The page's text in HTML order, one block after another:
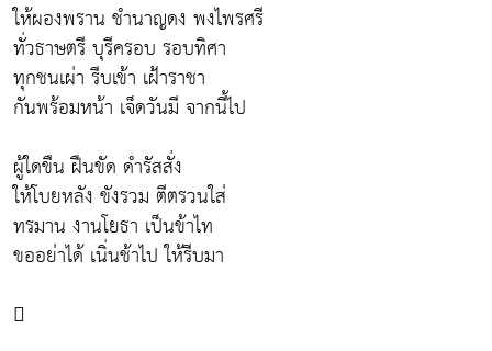
ให้ผองพราน ชำนาญดง พงไพรศรี
ทั่วธาษตรี บุรีครอบ รอบทิศา
ทุกชนเผ่า รีบเข้า เฝ้าราชา
กันพร้อมหน้า เจ็ดวันมี จากนี้ไป
ผู้ใดขืน ฝืนขัด ดำรัสสั่ง
ให้โบยหลัง ขังรวม ตีตรวนใส่
ทรมาน งานโยธา เป็นข้าไท
ขออย่าได้ เนิ่นช้าไป ให้รีบมา
